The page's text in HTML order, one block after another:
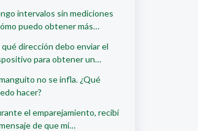
intervalos sin mediciones
puedo obtener más
qué dirección debo enviar el
para obtener un
no se infla. ¿Qué
hacer?
el emparejamiento, recibí
de que mi